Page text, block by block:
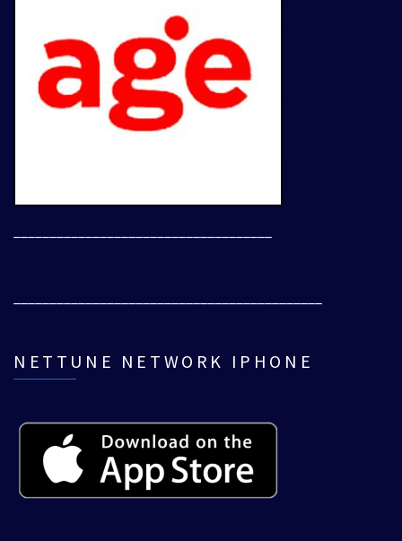
NETTUNE NETWORK IPHONE